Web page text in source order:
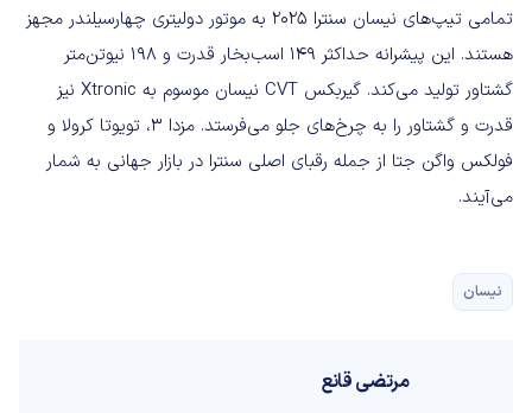
تمامی تیپ‌های نیسان سنترا 2025 به موتور دولیتری چهارسیلندر مجهز
هستند. این پیشرانه حداکثر 149 اسب‌بخار قدرت و 198 نیوتن‌متر
گشتاور تولید می‌کند. گیربکس CVT نیسان موسوم به Xtronic نیز
قدرت و گشتاور را به چرخ‌های جلو می‌فرستد. مزدا 3، تویوتا کرولا و
فولکس واگن جتا از جمله رقبای اصلی سنترا در بازار جهانی به شمار
می‌آیند.
نیسان
مرتضی قانع